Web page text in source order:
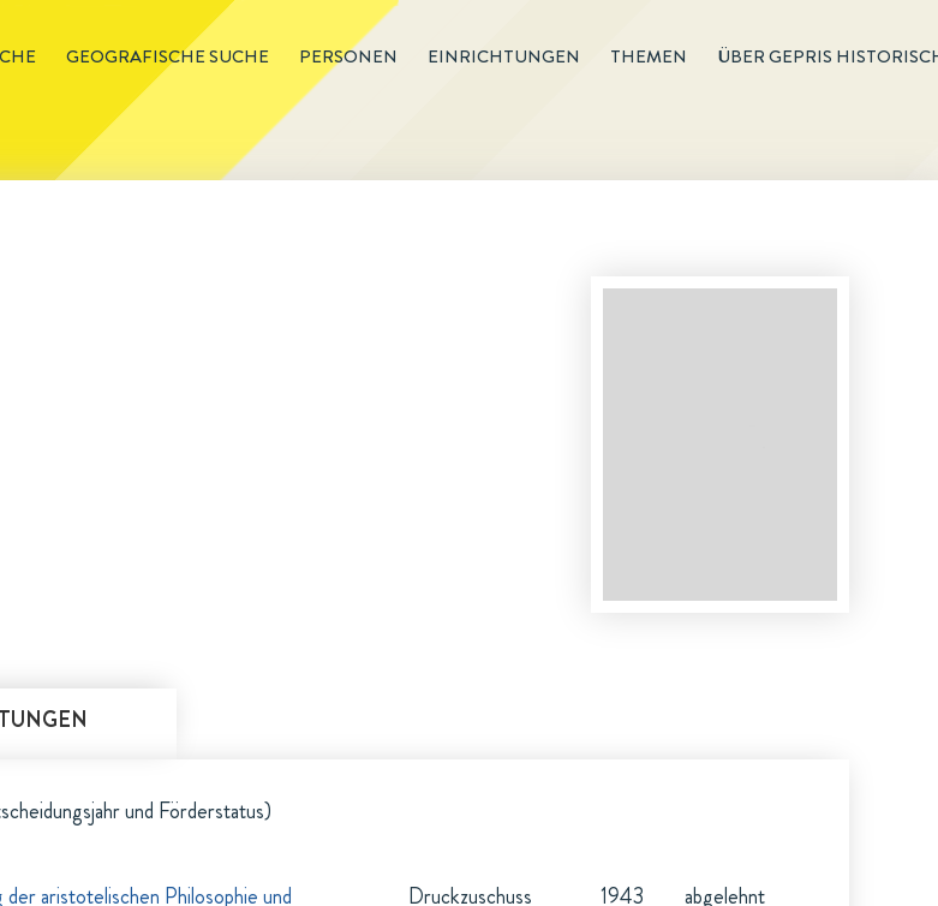
GEOGRAFISCHE SUCHE PERSONEN EINRICHTUNGEN THEMEN ÜBER GEPRIS
und Förderstatus)
aristotelischen Philosophie und
Druckzuschuss 1943 abgelehnt